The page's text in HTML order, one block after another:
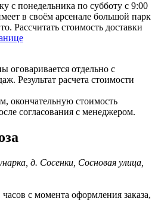
с понедельника по субботу с 9:00
в своём арсенале большой парк
Рассчитать стоимость доставки
оговаривается отдельно с
Результат расчета стоимости
окончательную стоимость
согласования с менеджером.
д. Сосенки, Сосновая улица,
с момента оформления заказа,